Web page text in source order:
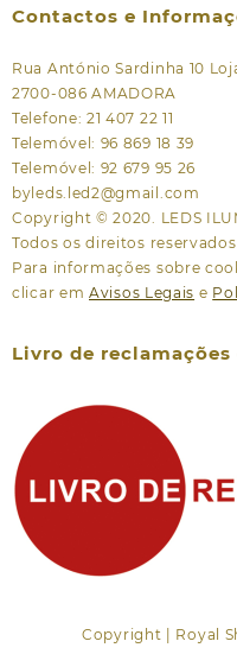
Contactos e
Rua António Sardinha 10
2700-086 AMADORA
Telefone: 21 407 22 11
Telemóvel: 96 869 18 39
Telemóvel: 92 679 95 26
byleds.led2@gmail.com
Copyright © 2020. LEDS
Todos os direitos reservados.
Para informações sobre
clicar em Avisos Legais e
Livro de
Copyright | Royal